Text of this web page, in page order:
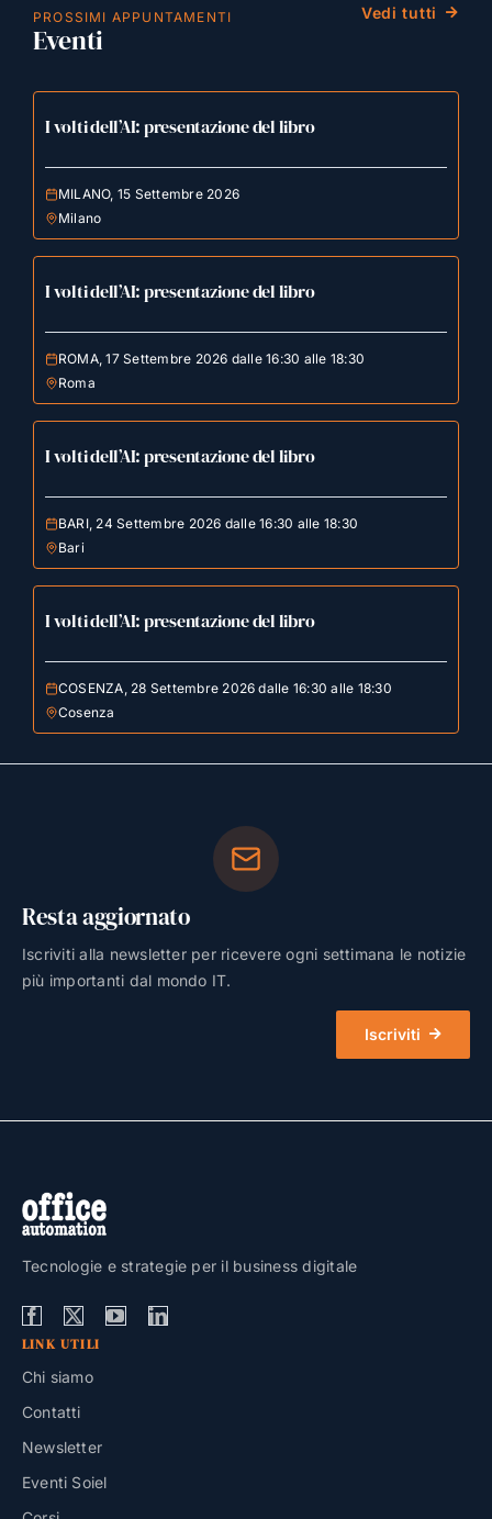
PROSSIMI APPUNTAMENTI
Eventi
Vedi tutti
I volti dell’AI: presentazione del libro
MILANO, 15 Settembre 2026
Milano
I volti dell’AI: presentazione del libro
ROMA, 17 Settembre 2026 dalle 16:30 alle 18:30
Roma
I volti dell’AI: presentazione del libro
BARI, 24 Settembre 2026 dalle 16:30 alle 18:30
Bari
I volti dell’AI: presentazione del libro
COSENZA, 28 Settembre 2026 dalle 16:30 alle 18:30
Cosenza
Resta aggiornato
Iscriviti alla newsletter per ricevere ogni settimana le notizie
più importanti dal mondo IT.
Iscriviti
Tecnologie e strategie per il business digitale
LINK UTILI
Chi siamo
Contatti
Newsletter
Eventi Soiel